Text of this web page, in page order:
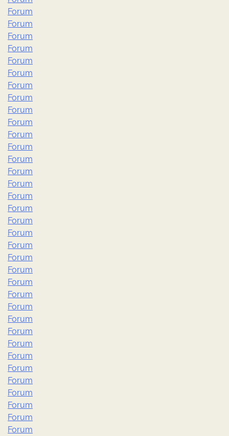
Forum
Forum
Forum
Forum
Forum
Forum
Forum
Forum
Forum
Forum
Forum
Forum
Forum
Forum
Forum
Forum
Forum
Forum
Forum
Forum
Forum
Forum
Forum
Forum
Forum
Forum
Forum
Forum
Forum
Forum
Forum
Forum
Forum
Forum
Forum